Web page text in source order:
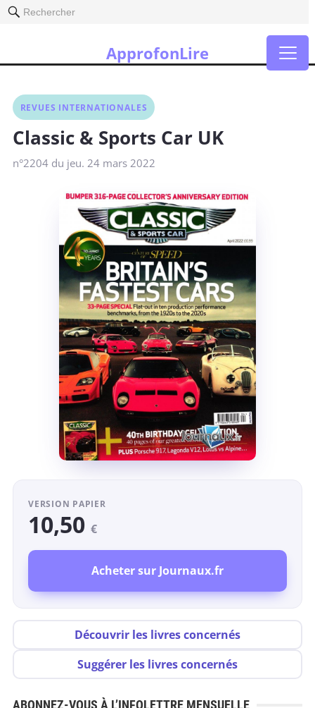
Rechercher
ApprofonLire
REVUES INTERNATIONALES
Classic & Sports Car UK
n°2204 du jeu. 24 mars 2022
VERSION PAPIER
10,50€
Acheter sur Journaux.fr
Découvrir les livres concernés
Suggérer les livres concernés